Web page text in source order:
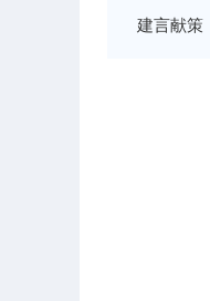
建言献策